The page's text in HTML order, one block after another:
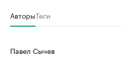
АвторыТеги
Павел Сычев